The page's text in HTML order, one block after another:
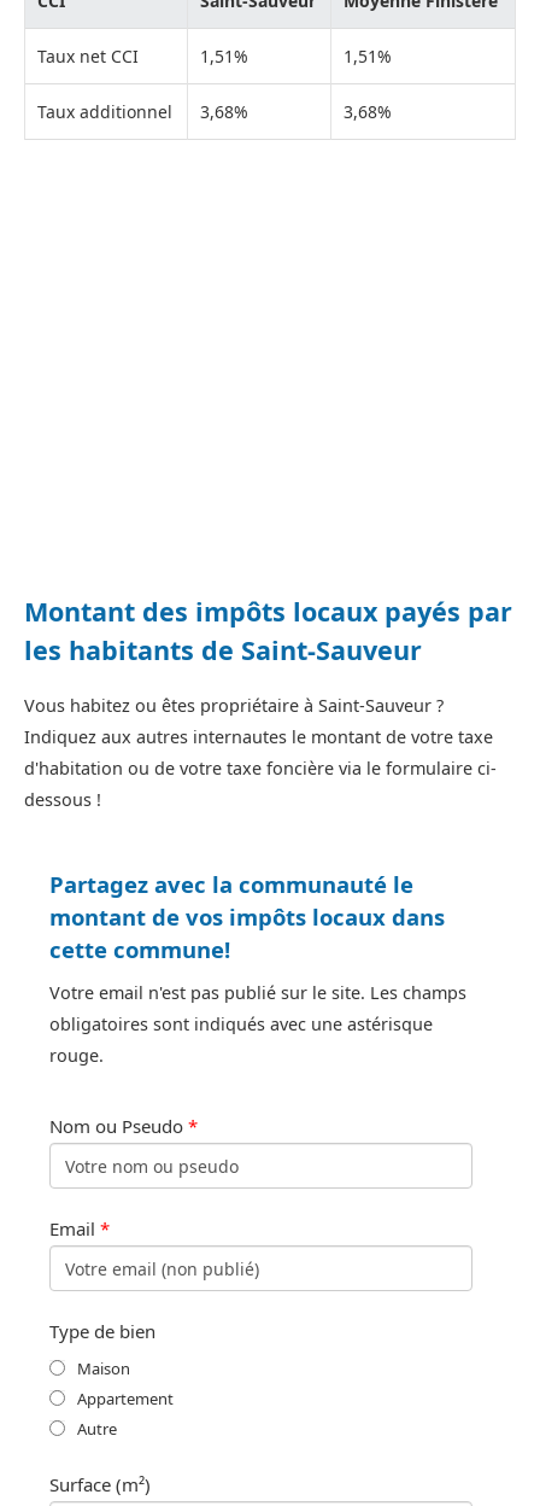
Taux net CCI 1,51% 1,51%
Taux additionnel 3,68% 3,68%
Montant des impôts locaux payés par
les habitants de Saint-Sauveur
Vous habitez ou êtes propriétaire à Saint-Sauveur ?
Indiquez aux autres internautes le montant de votre taxe
d'habitation ou de votre taxe foncière via le formulaire ci-
dessous !
Partagez avec la communauté le
montant de vos impôts locaux dans
cette commune!
Votre email n'est pas publié sur le site. Les champs
obligatoires sont indiqués avec une astérisque
rouge.
Nom ou Pseudo *
Email *
Type de bien
Maison
Appartement
Autre
Surface (m²)